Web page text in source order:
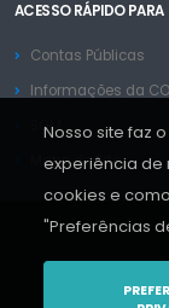
ACESSO RÁPIDO PARA
Contas Públicas
Informações da
SGM
Mapa do Site
Copyright © ZC
Nosso site faz
experiência de
cookies e
"Preferências